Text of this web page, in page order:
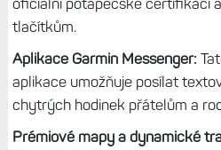
tréninkovém běhu, hledání
Tréninkové plány pro konkrétní
plány přizpůsobené různým